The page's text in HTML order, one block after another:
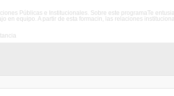
Públicas e Institucionales. Sobre este programaTe
en equipo. A partir de esta formacin, las relaciones